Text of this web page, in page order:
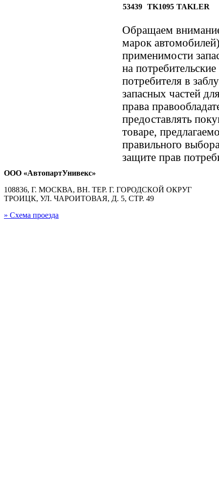
53439 TK1095 TAKLER
Обращаем
марок
применимости
на
потребителя в
запасных частей
права
предоставлять
товаре,
правильного
защите прав
ООО «АвтопартУнивекс»
108836, Г. МОСКВА, ВН. ТЕР. Г. ГОРОДСКОЙ ОКРУГ
ТРОИЦК, УЛ. ЧАРОИТОВАЯ, Д. 5, СТР. 49
» Схема проезда